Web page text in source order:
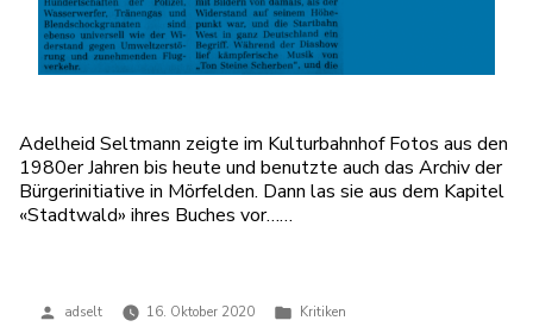
Adelheid Seltmann zeigte im Kulturbahnhof Fotos aus den
1980er Jahren bis heute und benutzte auch das Archiv der
Bürgerinitiative in Mörfelden. Dann las sie aus dem Kapitel
«Stadtwald» ihres Buches vor……
Veröffentlicht
adselt 16. Oktober 2020
Veröffentlicht
Kritiken